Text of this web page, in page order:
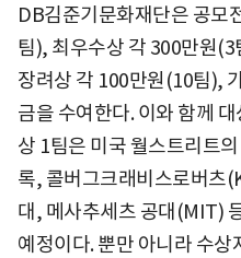
DB김준기문화재단은 공모
팀), 최우수상 각 300만원
장려상 각 100만원(10팀),
금을 수여한다. 이와 함께
상 1팀은 미국 월스트리트
록, 콜버그크래비스로버츠
대, 메사추세츠 공대(MIT)
예정이다. 뿐만 아니라 수